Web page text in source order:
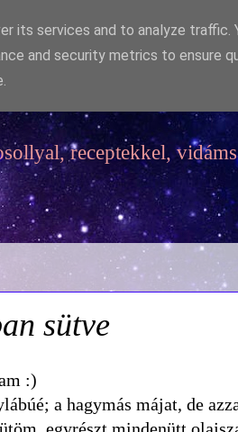
receptekkel,
sütve
:)
a hagymás májat, de
its services and to analyze traffic.
and security metrics to ensure